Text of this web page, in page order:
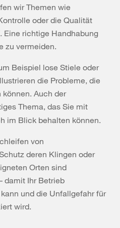
wir Themen wie
oder die Qualität
Eine richtige Handhabung
zu vermeiden.
Beispiel lose Stiele oder
die Probleme, die
Auch der
Thema, das Sie mit
im Blick behalten können.
von
deren Klingen oder
Orten sind
damit Ihr Betrieb
und die Unfallgefahr für
wird.